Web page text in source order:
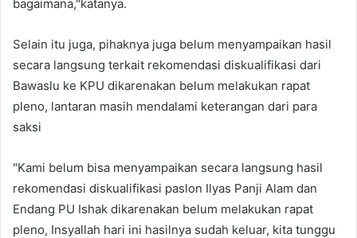
bagaimana,"katanya.
Selain itu juga, pihaknya juga belum menyampaikan hasil
secara langsung terkait rekomendasi diskualifikasi dari
Bawaslu ke KPU dikarenakan belum melakukan rapat
pleno, lantaran masih mendalami keterangan dari para
saksi
"Kami belum bisa menyampaikan secara langsung hasil
rekomendasi diskualifikasi paslon Ilyas Panji Alam dan
Endang PU Ishak dikarenakan belum melakukan rapat
pleno, Insyallah hari ini hasilnya sudah keluar, kita tunggu